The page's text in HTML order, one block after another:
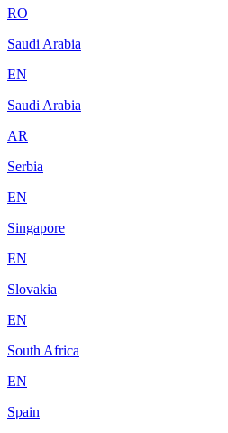
RO
Saudi Arabia
EN
Saudi Arabia
AR
Serbia
EN
Singapore
EN
Slovakia
EN
South Africa
EN
Spain